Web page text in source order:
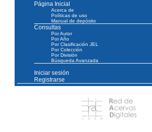
Página Inicial
Acerca de
Políticas de uso
Manual de depósito
Consultas
Por Autor
Por Año
Por Clasificación JEL
Por Colección
Por División
Búsqueda Avanzada
Iniciar sesión
Registrarse